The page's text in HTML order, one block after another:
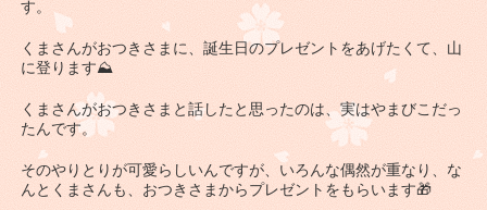
す。
くまさんがおつきさまに、誕生日のプレゼントをあげたくて、山
に登ります⛰
くまさんがおつきさまと話したと思ったのは、実はやまびこだっ
たんです。
そのやりとりが可愛らしいんですが、いろんな偶然が重なり、な
んとくまさんも、おつきさまからプレゼントをもらいます🎁